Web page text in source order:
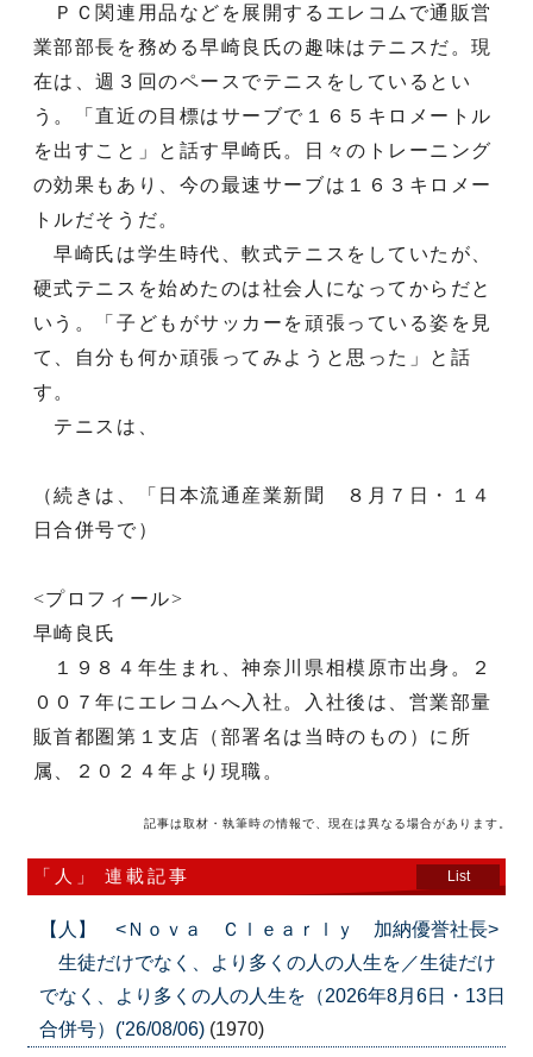
ＰＣ関連用品などを展開するエレコムで通販営
業部部長を務める早崎良氏の趣味はテニスだ。現
在は、週３回のペースでテニスをしているとい
う。「直近の目標はサーブで１６５キロメートル
を出すこと」と話す早崎氏。日々のトレーニング
の効果もあり、今の最速サーブは１６３キロメー
トルだそうだ。
早崎氏は学生時代、軟式テニスをしていたが、
硬式テニスを始めたのは社会人になってからだと
いう。「子どもがサッカーを頑張っている姿を見
て、自分も何か頑張ってみようと思った」と話
す。
テニスは、
（続きは、「日本流通産業新聞 ８月７日・１４
日合併号で）
<プロフィール>
早崎良氏
１９８４年生まれ、神奈川県相模原市出身。２
００７年にエレコムへ入社。入社後は、営業部量
販首都圏第１支店（部署名は当時のもの）に所
属、２０２４年より現職。
記事は取材・執筆時の情報で、現在は異なる場合があります。
「人」 連載記事 List
【人】 <Ｎｏｖａ Ｃｌｅａｒｌｙ 加納優誉社長>
生徒だけでなく、より多くの人の人生を／生徒だけ
でなく、より多くの人の人生を（2026年8月6日・13日
合併号）('26/08/06) (1970)